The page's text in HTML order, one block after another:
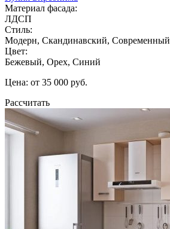
Материал фасада:
ЛДСП
Стиль:
Модерн, Скандинавский, Современный
Цвет:
Бежевый, Орех, Синий
Цена: от 35 000 руб.
Рассчитать